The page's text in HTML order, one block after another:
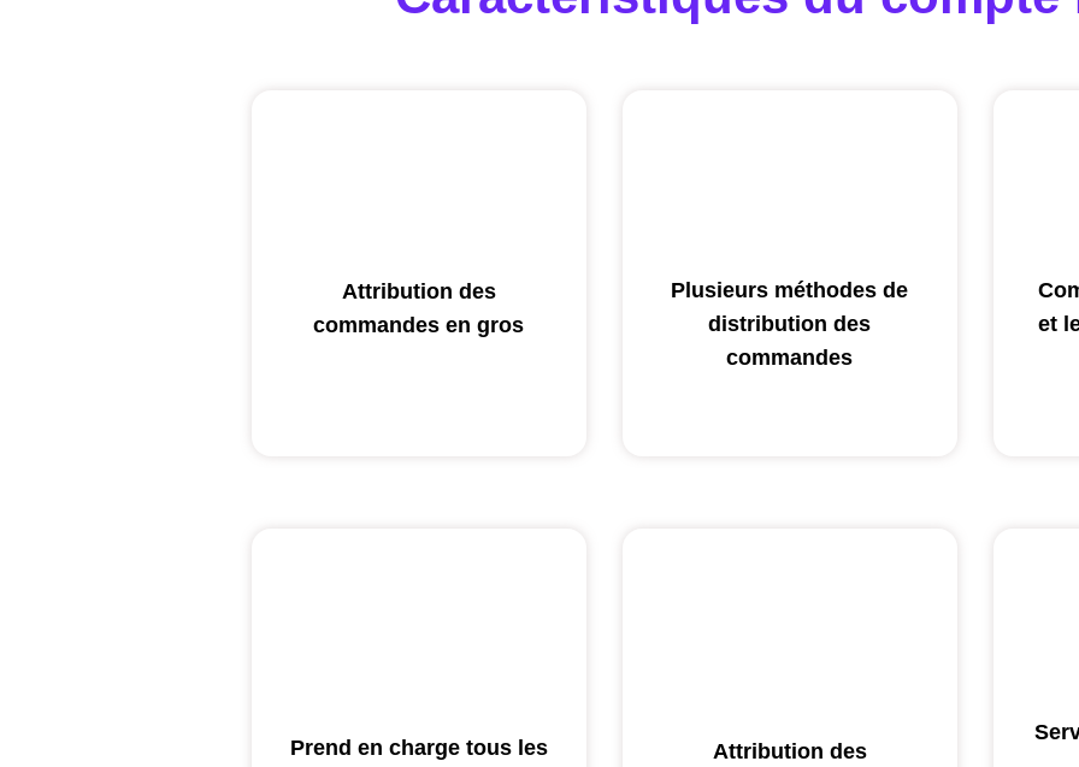
Attribution des
commandes en gros
Plusieurs méthodes de
distribution des
commandes
et
Prend en charge tous les
Attribution des